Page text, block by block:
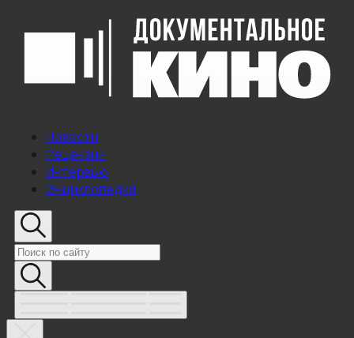
Новости
Рецензии
Интервью
Энциклопедия